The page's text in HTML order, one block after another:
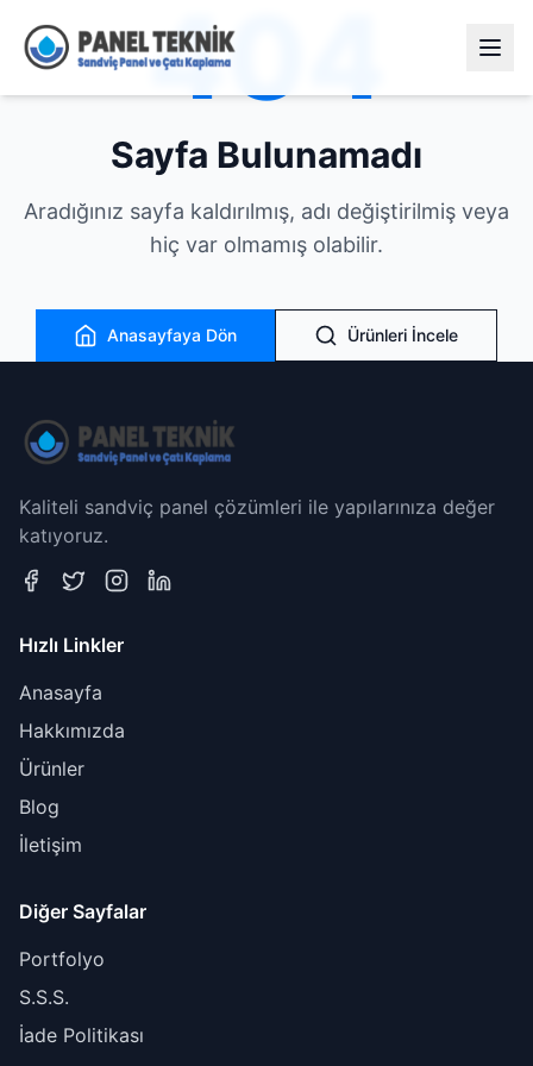
404
Sayfa Bulunamadı
Aradığınız sayfa kaldırılmış, adı değiştirilmiş veya
hiç var olmamış olabilir.
Anasayfaya Dön Ürünleri İncele
Kaliteli sandviç panel çözümleri ile yapılarınıza değer
katıyoruz.
Hızlı Linkler
Anasayfa
Hakkımızda
Ürünler
Blog
İletişim
Diğer Sayfalar
Portfolyo
S.S.S.
İade Politikası